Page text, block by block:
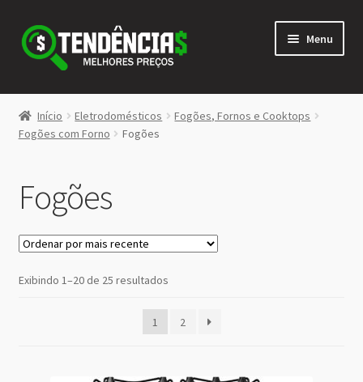
Pular
para
navegação
Pular
para
conteúdo
Menu
LOJA
<>
Início Eletrodomésticos
Fogões, Fornos e Cooktops
Fogões com Forno
Fogões
Fogões
Exibindo 1–20 de 25 resultadosClassificado
recente
1 2